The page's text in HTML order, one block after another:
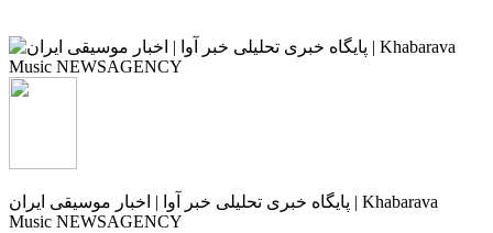
پایگاه خبری تحلیلی خبر آوا | اخبار موسیقی ایران | Khabarava
Music NEWSAGENCY